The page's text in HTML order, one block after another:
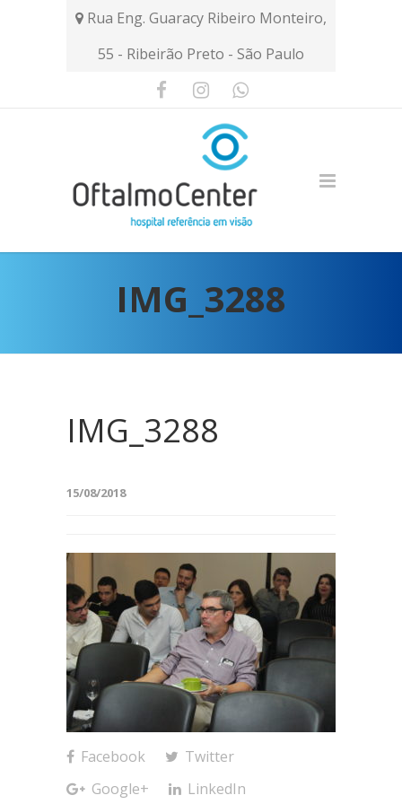
Rua Eng. Guaracy Ribeiro Monteiro,
55 - Ribeirão Preto - São Paulo
IMG_3288
IMG_3288
15/08/2018
Facebook
Twitter
Google+
LinkedIn